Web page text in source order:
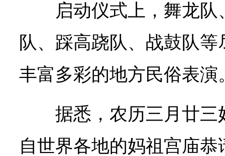
启动仪式上，舞龙
队、踩高跷队、战鼓队
丰富多彩的地方民俗表演
据悉，农历三月廿
自世界各地的妈祖宫庙